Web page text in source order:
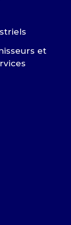
et